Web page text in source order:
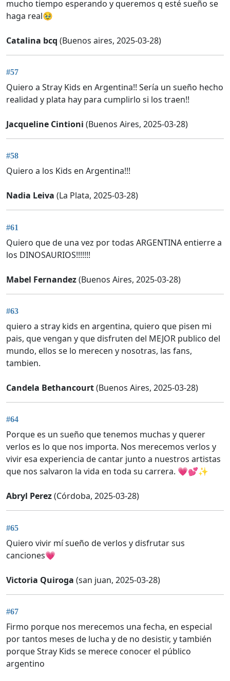
mucho tiempo esperando y queremos q esté sueño se
haga real🥹
Catalina bcq (Buenos aires, 2025-03-28)
#57
Quiero a Stray Kids en Argentina!! Sería un sueño hecho
realidad y plata hay para cumplirlo si los traen!!
Jacqueline Cintioni (Buenos Aires, 2025-03-28)
#58
Quiero a los Kids en Argentina!!!
Nadia Leiva (La Plata, 2025-03-28)
#61
Quiero que de una vez por todas ARGENTINA entierre a
los DINOSAURIOS!!!!!!!
Mabel Fernandez(Buenos Aires, 2025-03-28)
#63
quiero a stray kids en argentina, quiero que pisen mi
pais, que vengan y que disfruten del MEJOR publico del
mundo, ellos se lo merecen y nosotras, las fans,
tambien.
Candela Bethancourt(Buenos Aires, 2025-03-28)
#64
Porque es un sueño que tenemos muchas y querer
verlos es lo que nos importa. Nos merecemos verlos y
vivir esa experiencia de cantar junto a nuestros artistas
que nos salvaron la vida en toda su carrera. 💗💕✨
Abryl Perez(Córdoba, 2025-03-28)
#65
Quiero vivir mí sueño de verlos y disfrutar sus
canciones💗
Victoria Quiroga (san juan, 2025-03-28)
#67
Firmo porque nos merecemos una fecha, en especial
por tantos meses de lucha y de no desistir, y también
porque Stray Kids se merece conocer el público
argentino